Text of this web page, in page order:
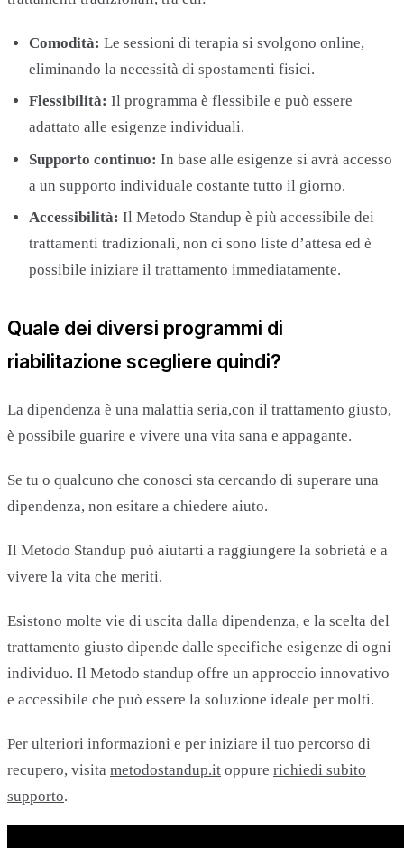
Comodità: Le sessioni di terapia si svolgono online,
eliminando la necessità di spostamenti fisici.
Flessibilità: Il programma è flessibile e può essere
adattato alle esigenze individuali.
Supporto continuo: In base alle esigenze si avrà accesso
a un supporto individuale costante tutto il giorno.
Accessibilità: Il Metodo Standup è più accessibile dei
trattamenti tradizionali, non ci sono liste d’attesa ed è
possibile iniziare il trattamento immediatamente.
Quale dei diversi programmi di
riabilitazione scegliere quindi?
La dipendenza è una malattia seria,con il trattamento giusto,
è possibile guarire e vivere una vita sana e appagante.
Se tu o qualcuno che conosci sta cercando di superare una
dipendenza, non esitare a chiedere aiuto.
Il Metodo Standup può aiutarti a raggiungere la sobrietà e a
vivere la vita che meriti.
Esistono molte vie di uscita dalla dipendenza, e la scelta del
trattamento giusto dipende dalle specifiche esigenze di ogni
individuo. Il Metodo standup offre un approccio innovativo
e accessibile che può essere la soluzione ideale per molti.
Per ulteriori informazioni e per iniziare il tuo percorso di
recupero, visita metodostandup.it oppure richiedi subito
supporto.